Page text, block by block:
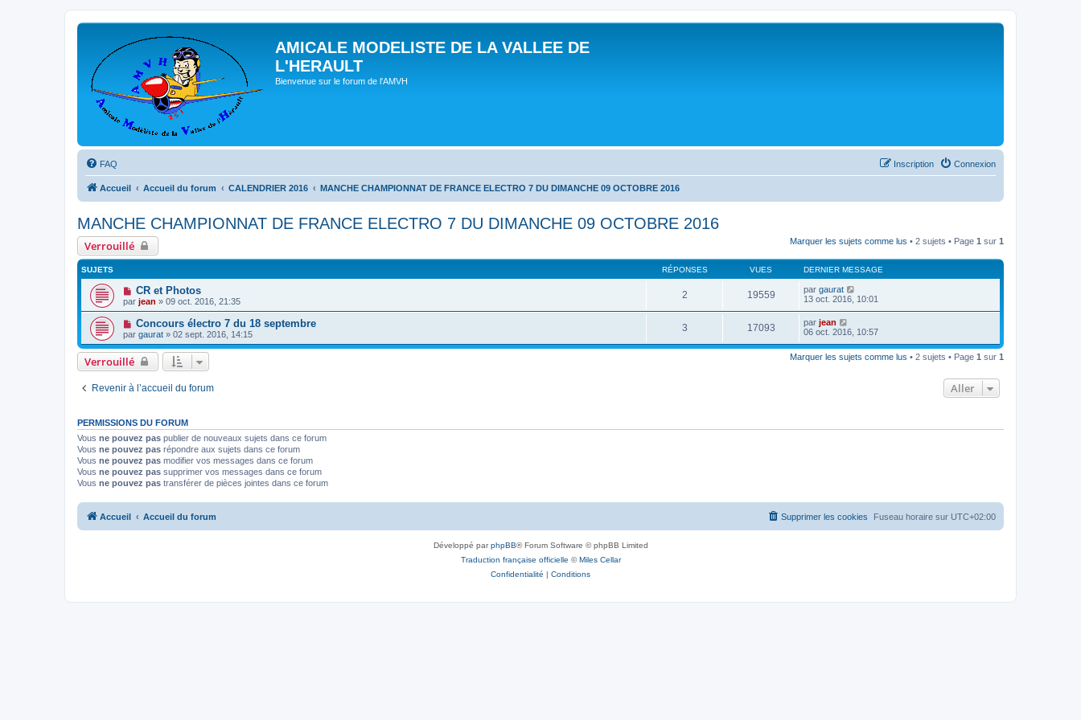
AMICALE MODELISTE DE LA VALLEE DE
L'HERAULT
Bienvenue sur le forum de l'AMVH
FAQ Connexion
Inscription
Accueil Accueil du forum CALENDRIER 2016 MANCHE CHAMPIONNAT DE FRANCE ELECTRO 7 DU DIMANCHE 09 OCTOBRE 2016
MANCHE CHAMPIONNAT DE FRANCE ELECTRO 7 DU DIMANCHE 09 OCTOBRE 2016
Verrouillé Marquer les sujets comme lus • 2 sujets • Page 1 sur 1
SUJETS RÉPONSES VUES DERNIER MESSAGE
CR et Photos
par jean » 09 oct. 2016, 21:35
2 19559 par gaurat
13 oct. 2016, 10:01
Concours électro 7 du 18 septembre
par gaurat » 02 sept. 2016, 14:15
3 17093 par jean
06 oct. 2016, 10:57
Verrouillé Marquer les sujets comme lus • 2 sujets • Page 1 sur 1
Revenir à l’accueil du forum Aller
PERMISSIONS DU FORUM
Vous ne pouvez pas publier de nouveaux sujets dans ce forum
Vous ne pouvez pas répondre aux sujets dans ce forum
Vous ne pouvez pas modifier vos messages dans ce forum
Vous ne pouvez pas supprimer vos messages dans ce forum
Vous ne pouvez pas transférer de pièces jointes dans ce forum
Accueil Accueil du forum Fuseau horaire sur UTC+02:00
Supprimer les cookies
Développé parphpBB® Forum Software © phpBB Limited
Traduction française officielle ©Miles Cellar
Confidentialité | Conditions